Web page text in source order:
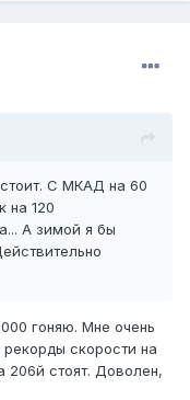
С МКАД на 60
на 120
А зимой я бы
гоняю. Мне очень
скорости на
206й стоят. Доволен,